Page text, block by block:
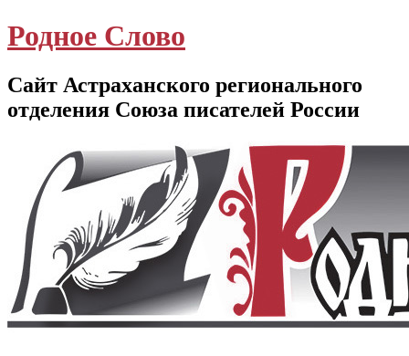
Родное Слово
Сайт Астраханского регионального
отделения Союза писателей России